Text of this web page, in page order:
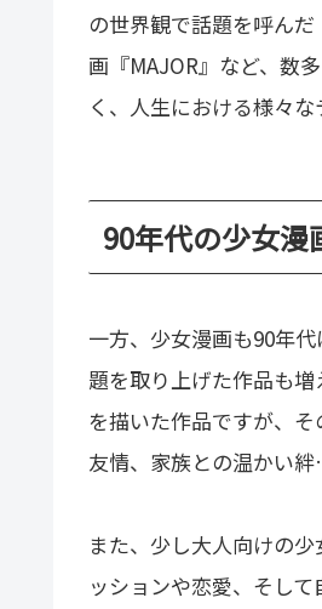
の世界観で話題を呼ん
画『MAJOR』など、数
く、人生における様々
90年代の少女漫
一方、少女漫画も90年
題を取り上げた作品も
を描いた作品ですが、
友情、家族との温かい
また、少し大人向けの
ッションや恋愛、そし